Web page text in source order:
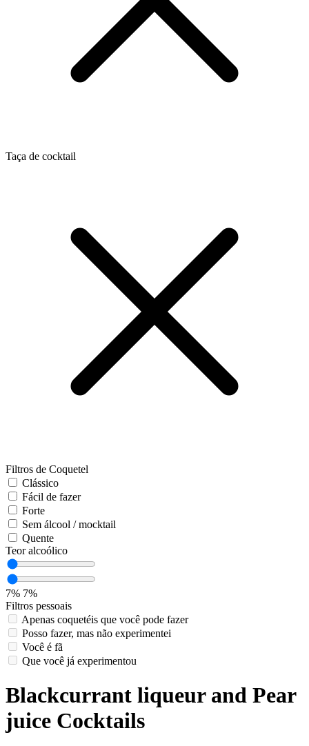
Taça de cocktail
Filtros de Coquetel
Clássico
Fácil de fazer
Forte
Sem álcool / mocktail
Quente
Teor alcoólico
7% 7%
Filtros pessoais
Apenas coquetéis que você pode fazer
Posso fazer, mas não experimentei
Você é fã
Que você já experimentou
Blackcurrant liqueur and Pear
juice Cocktails